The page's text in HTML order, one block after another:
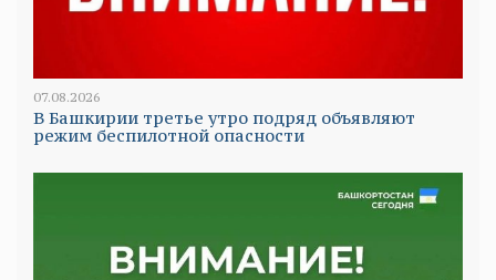
07.08.2026
В Башкирии третье утро подряд объявляют
режим беспилотной опасности